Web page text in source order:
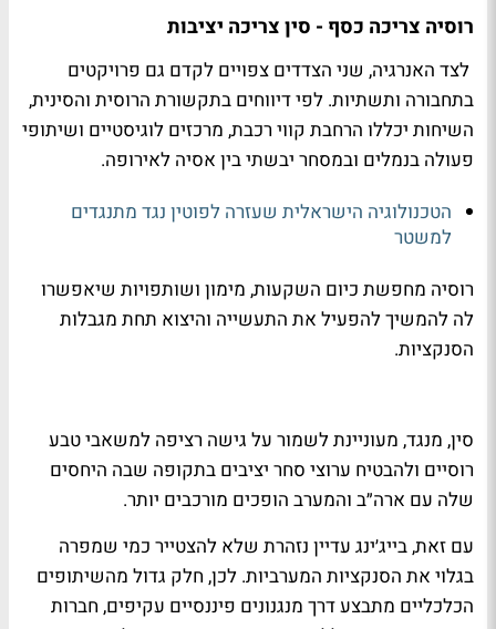
רוסיה צריכה כסף - סין צריכה יציבות
לצד האנרגיה, שני הצדדים צפויים לקדם גם פרויקטים
בתחבורה ותשתיות. לפי דיווחים בתקשורת הרוסית והסינית,
השיחות יכללו הרחבת קווי רכבת, מרכזים לוגיסטיים ושיתופי
פעולה בנמלים ובמסחר יבשתי בין אסיה לאירופה.
הטכנולוגיה הישראלית שעזרה לפוטין נגד מתנגדים
למשטר
רוסיה מחפשת כיום השקעות, מימון ושותפויות שיאפשרו
לה להמשיך להפעיל את התעשייה והיצוא תחת מגבלות
הסנקציות.
סין, מנגד, מעוניינת לשמור על גישה רציפה למשאבי טבע
רוסיים ולהבטיח ערוצי סחר יציבים בתקופה שבה היחסים
שלה עם ארה״ב והמערב הופכים מורכבים יותר.
עם זאת, בייג׳ינג עדיין נזהרת שלא להצטייר כמי שמפרה
בגלוי את הסנקציות המערביות. לכן, חלק גדול מהשיתופים
הכלכליים מתבצע דרך מנגנונים פיננסיים עקיפים, חברות